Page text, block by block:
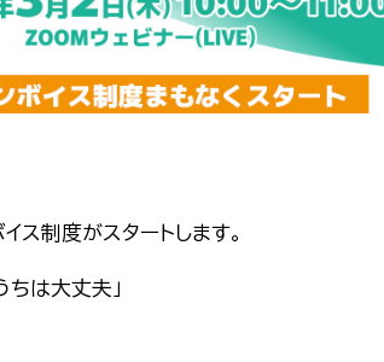
制度がスタートします。
ちは大丈夫」